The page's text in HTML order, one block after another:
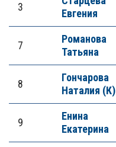
3
Евгения
7
Романова
Татьяна
8
Гончарова
Наталия (К)
9
Енина
Екатерина